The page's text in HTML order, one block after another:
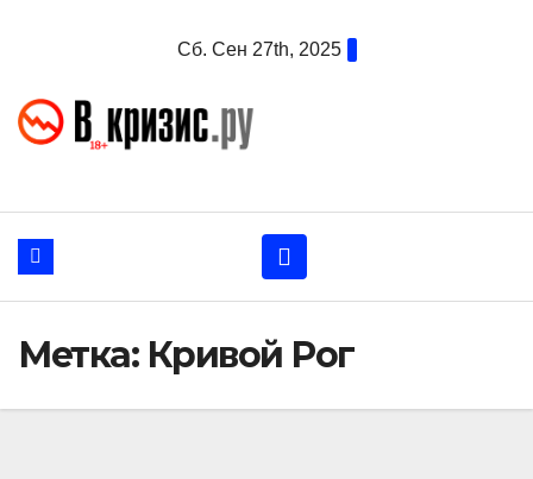
Сб. Сен 27th, 2025
Метка: Кривой Рог